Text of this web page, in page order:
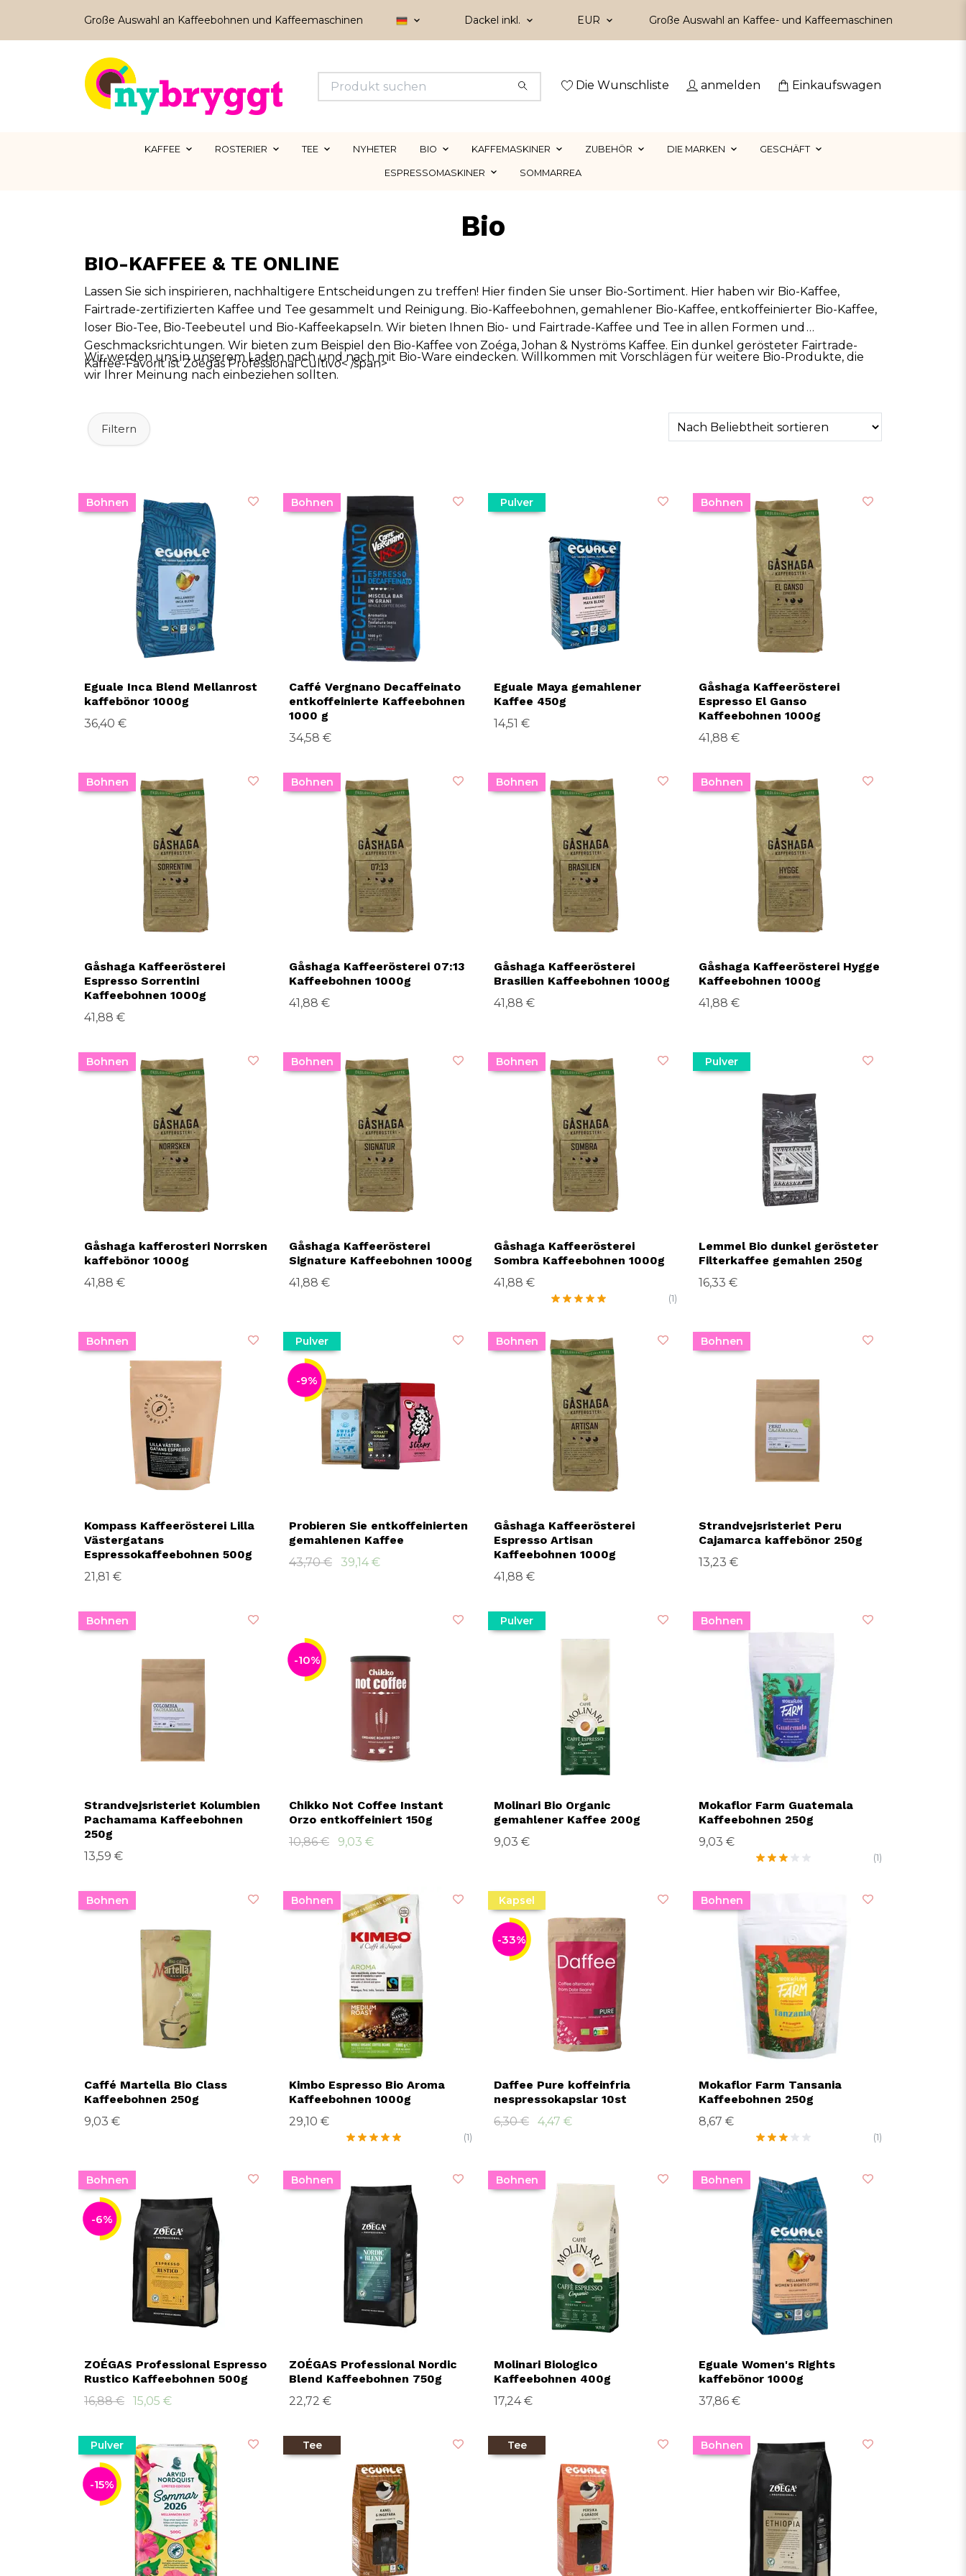
Große Auswahl an Kaffeebohnen und Kaffeemaschinen Dackel inkl. EUR Große Auswahl an Kaffee- und Kaffeemaschinen
Die Wunschliste anmelden Einkaufswagen
KAFFEE ROSTERIER TEE NYHETER BIO KAFFEMASKINER ZUBEHÖR DIE MARKEN GESCHÄFT
ESPRESSOMASKINER SOMMARREA
Bio
BIO-KAFFEE & TE ONLINE
Lassen Sie sich inspirieren, nachhaltigere Entscheidungen zu treffen! Hier finden Sie unser Bio-Sortiment. Hier haben wir Bio-Kaffee,
Fairtrade-zertifizierten Kaffee und Tee gesammelt und Reinigung. Bio-Kaffeebohnen, gemahlener Bio-Kaffee, entkoffeinierter Bio-Kaffee,
loser Bio-Tee, Bio-Teebeutel und Bio-Kaffeekapseln. Wir bieten Ihnen Bio- und Fairtrade-Kaffee und Tee in allen Formen und
Geschmacksrichtungen. Wir bieten zum Beispiel den Bio-Kaffee von Zoéga,Johan & Nyströms Kaffee. Ein dunkel gerösteter Fairtrade-
Kaffee-Favorit ist Zoégas Professional Cultivo< /span>
Wir werden uns in unserem Laden nach und nach mit Bio-Ware eindecken. Willkommen mit Vorschlägen für weitere Bio-Produkte, die
wir Ihrer Meinung nach einbeziehen sollten.
Filtern
Bohnen
Eguale Inca Blend Mellanrost
kaffebönor 1000g
36,40 €
Bohnen
Caffé Vergnano Decaffeinato
entkoffeinierte Kaffeebohnen
1000 g
34,58 €
Pulver
Eguale Maya gemahlener
Kaffee 450g
14,51 €
Bohnen
Gåshaga Kaffeerösterei
Espresso El Ganso
Kaffeebohnen 1000g
41,88 €
Bohnen
Gåshaga Kaffeerösterei
Espresso Sorrentini
Kaffeebohnen 1000g
41,88 €
Bohnen
Gåshaga Kaffeerösterei 07:13
Kaffeebohnen 1000g
41,88 €
Bohnen
Gåshaga Kaffeerösterei
Brasilien Kaffeebohnen 1000g
41,88 €
Bohnen
Gåshaga Kaffeerösterei Hygge
Kaffeebohnen 1000g
41,88 €
Bohnen
Gåshaga kafferosteri Norrsken
kaffebönor 1000g
41,88 €
Bohnen
Gåshaga Kaffeerösterei
Signature Kaffeebohnen 1000g
41,88 €
Bohnen
Gåshaga Kaffeerösterei
Sombra Kaffeebohnen 1000g
41,88 €
(1)
Pulver
Lemmel Bio dunkel gerösteter
Filterkaffee gemahlen 250g
16,33 €
Bohnen
Kompass Kaffeerösterei Lilla
Västergatans
Espressokaffeebohnen 500g
21,81 €
Pulver
-9%
Probieren Sie entkoffeinierten
gemahlenen Kaffee
43,70 €
39,14 €
Bohnen
Gåshaga Kaffeerösterei
Espresso Artisan
Kaffeebohnen 1000g
41,88 €
Bohnen
Strandvejsristeriet Peru
Cajamarca kaffebönor 250g
13,23 €
Bohnen
Strandvejsristeriet Kolumbien
Pachamama Kaffeebohnen
250g
13,59 €
-10%
Chikko Not Coffee Instant
Orzo entkoffeiniert 150g
10,86 €
9,03 €
Pulver
Molinari Bio Organic
gemahlener Kaffee 200g
9,03 €
Bohnen
Mokaflor Farm Guatemala
Kaffeebohnen 250g
9,03 €
(1)
Bohnen
Caffé Martella Bio Class
Kaffeebohnen 250g
9,03 €
Bohnen
Kimbo Espresso Bio Aroma
Kaffeebohnen 1000g
29,10 €
(1)
Kapsel
-33%
Daffee Pure koffeinfria
nespressokapslar 10st
6,30 €
4,47 €
Bohnen
Mokaflor Farm Tansania
Kaffeebohnen 250g
8,67 €
(1)
Bohnen
-6%
ZOÉGAS Professional Espresso
Rustico Kaffeebohnen 500g
16,88 €
15,05 €
Bohnen
ZOÉGAS Professional Nordic
Blend Kaffeebohnen 750g
22,72 €
Bohnen
Molinari Biologico
Kaffeebohnen 400g
17,24 €
Bohnen
Eguale Women's Rights
kaffebönor 1000g
37,86 €
Pulver
-15%
Tee Tee Bohnen